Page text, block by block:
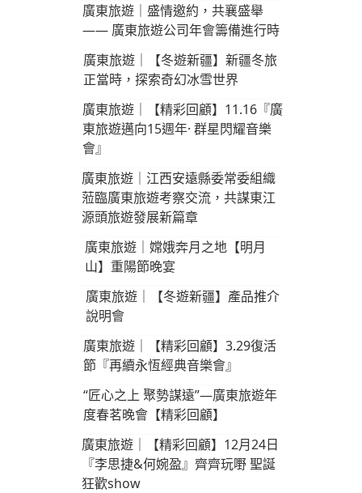
廣東旅遊｜盛情邀約，共襄盛舉
—— 廣東旅遊公司年會籌備進行時
廣東旅遊｜【冬遊新疆】新疆冬旅
正當時，探索奇幻冰雪世界
廣東旅遊｜【精彩回顧】11.16『廣
東旅遊邁向15週年· 群星閃耀音樂
會』
廣東旅遊｜江西安遠縣委常委組織
蒞臨廣東旅遊考察交流，共謀東江
源頭旅遊發展新篇章
廣東旅遊｜嫦娥奔月之地【明月
山】重陽節晚宴
廣東旅遊｜【冬遊新疆】產品推介
說明會
廣東旅遊｜【精彩回顧】3.29復活
節『再續永恆經典音樂會』
“匠心之上 聚勢謀遠”—廣東旅遊年
度春茗晚會【精彩回顧】
廣東旅遊｜【精彩回顧】12月24日
『李思捷&何婉盈』齊齊玩嘢 聖誕
狂歡show